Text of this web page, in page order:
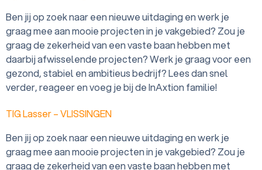
Ben jij op zoek naar een nieuwe uitdaging en werk je
graag mee aan mooie projecten in je vakgebied? Zou je
graag de zekerheid van een vaste baan hebben met
daarbij afwisselende projecten? Werk je graag voor een
gezond, stabiel en ambitieus bedrijf? Lees dan snel
verder, reageer en voeg je bij de InAxtion familie!
TIG Lasser – VLISSINGEN
Ben jij op zoek naar een nieuwe uitdaging en werk je
graag mee aan mooie projecten in je vakgebied? Zou je
graag de zekerheid van een vaste baan hebben met